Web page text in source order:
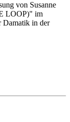
von Susanne
LOOP)" im
Damatik in der